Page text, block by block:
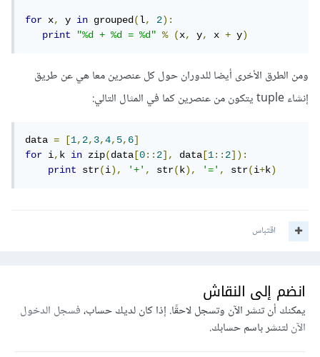
for x, y in grouped(l, 2):
print
"%d + %d = %d" % (x, y, x + y)
ومن الطرق الأخرى أيضا للدوران حول كل عنصرين معا هي عن طريق
إنشاء tuple يتكون من عنصرين كما في المثال التالي:
data = [1,2,3,4,5,6]
for i,k in zip(data [0::2], data [1::2]):
print
str(i), '+', str(k), '=', str(i+k)
اقتباس
انضم إلى النقاش
يمكنك أن تنشر الآن وتسجل لاحقًا. إذا كان لديك حساب،فسجل الدخول
الآنلتنشر باسم حسابك.